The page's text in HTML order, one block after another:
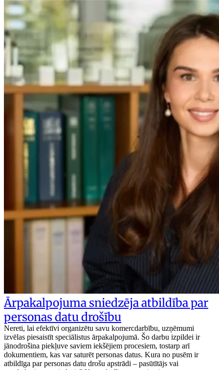
Ārpakalpojuma sniedzēja atbildība par
personas datu drošību
Nereti, lai efektīvi organizētu savu komercdarbību, uzņēmumi
izvēlas piesaistīt speciālistus ārpakalpojumā. Šo darbu izpildei ir
jānodrošina piekļuve saviem iekšējiem procesiem, tostarp arī
dokumentiem, kas var saturēt personas datus. Kura no pusēm ir
atbildīga par personas datu drošu apstrādi – pasūtītājs vai